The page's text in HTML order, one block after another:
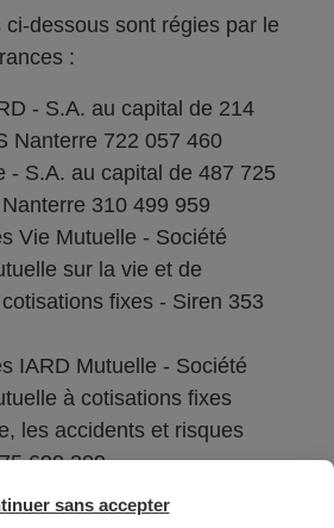
ci-dessous sont régies par le
:
- S.A. au capital de 214
Nanterre 722 057 460
- S.A. au capital de 487 725
310 499 959
Vie Mutuelle - Société
sur la vie et de
fixes - Siren 353
IARD Mutuelle - Société
à cotisations fixes
les accidents et risques
699 309
313 Terrasses de l’Arche –
sans accepter